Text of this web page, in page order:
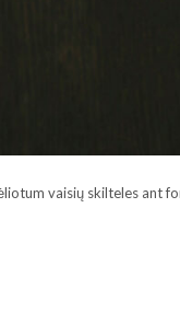
vaisių skilteles ant